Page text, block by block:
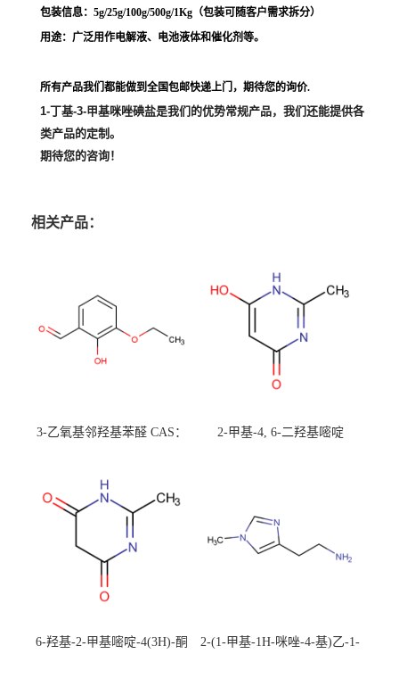
包装信息：5g/25g/100g/500g/1Kg（包装可随客户需求拆分）
用途： 广泛用作电解液、电池液体和催化剂等。
所有产品我们都能做到全国包邮快递上门，期待您的询价.
1-丁基-3-甲基咪唑碘盐是我们的优势常规产品，我们还能提供各
类产品的定制。
期待您的咨询！
相关产品：
3-乙氧基邻羟基苯醛 CAS：
校可先用后付
2-甲基-4, 6-二羟基嘧啶
6-羟基-2-甲基嘧啶-4(3H)-酮
2-(1-甲基-1H-咪唑-4-基)乙-1-